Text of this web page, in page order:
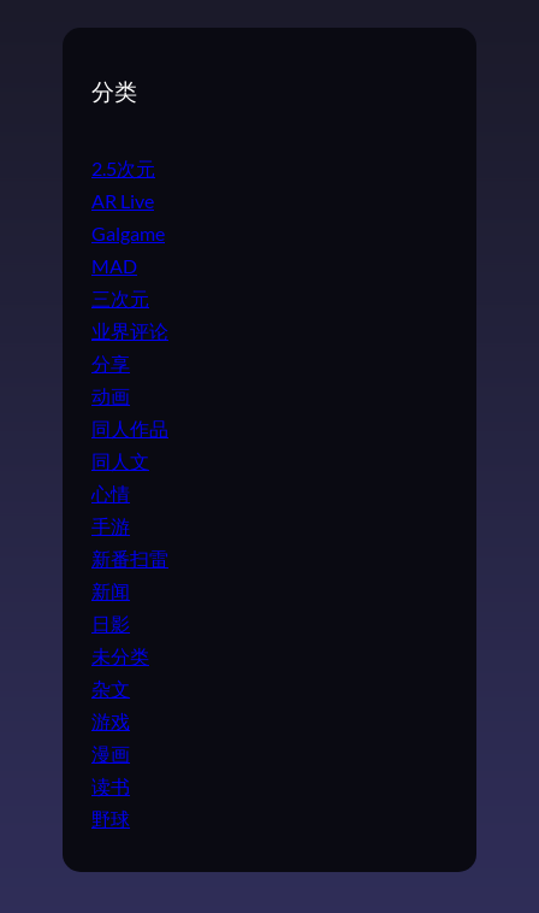
分类
2.5次元
AR Live
Galgame
MAD
三次元
业界评论
分享
动画
同人作品
同人文
心情
手游
新番扫雷
新闻
日影
未分类
杂文
游戏
漫画
读书
野球